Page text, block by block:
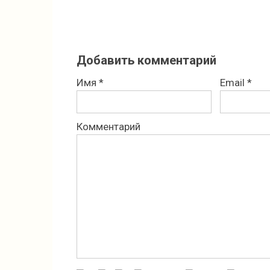
Добавить комментарий
Имя * Email *
Комментарий